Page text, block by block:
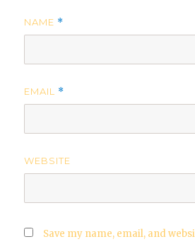
NAME *
EMAIL *
WEBSITE
Save my name, email, and